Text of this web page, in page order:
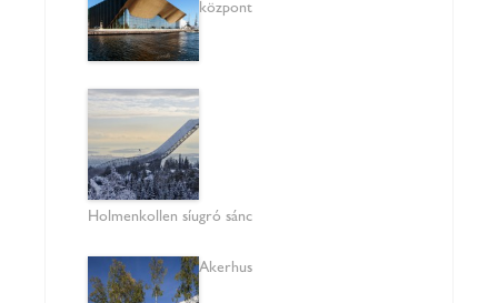
központ
Holmenkollen síugró sánc
Akerhus